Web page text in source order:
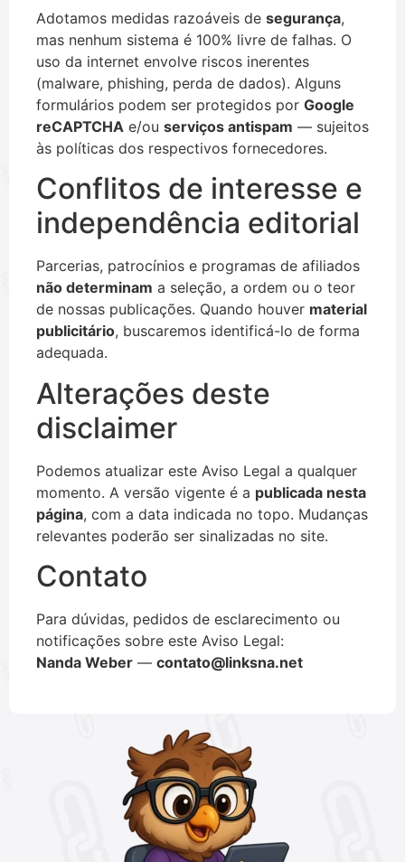
Adotamos medidas razoáveis de segurança,
mas nenhum sistema é 100% livre de falhas. O
uso da internet envolve riscos inerentes
(malware, phishing, perda de dados). Alguns
formulários podem ser protegidos por Google
reCAPTCHA e/ou serviços antispam — sujeitos
às políticas dos respectivos fornecedores.
Conflitos de interesse e
independência editorial
Parcerias, patrocínios e programas de afiliados
não determinam a seleção, a ordem ou o teor
de nossas publicações. Quando houver material
publicitário, buscaremos identificá-lo de forma
adequada.
Alterações deste
disclaimer
Podemos atualizar este Aviso Legal a qualquer
momento. A versão vigente é a publicada nesta
página, com a data indicada no topo. Mudanças
relevantes poderão ser sinalizadas no site.
Contato
Para dúvidas, pedidos de esclarecimento ou
notificações sobre este Aviso Legal:
Nanda Weber — contato@linksna.net